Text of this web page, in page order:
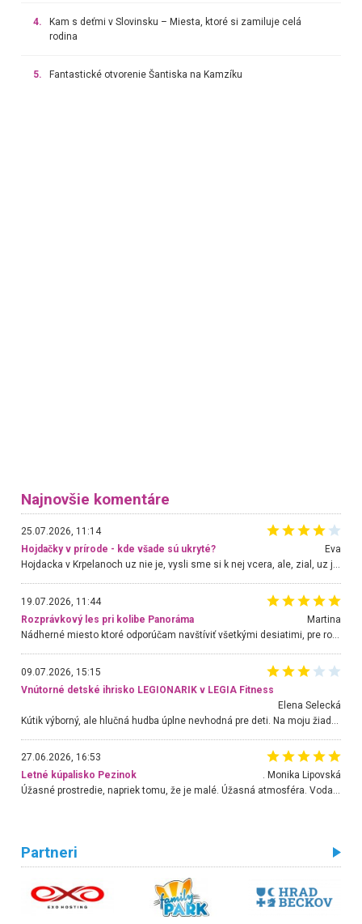
4.
Kam s deťmi v Slovinsku – Miesta, ktoré si zamiluje celá
rodina
5. Fantastické otvorenie Šantiska na Kamzíku
Najnovšie komentáre
25.07.2026, 11:14
Hojdačky v prírode - kde všade sú ukryté?
Eva
Hojdacka v Krpelanoch uz nie je, vysli sme si k nej vcera, ale, zial, uz je znicena. Ak sem planujete cestu len kvoli hojdacke, mozete si ju usetrit. Krasny vyhlad je tu vsak aj bez hojdacky :-)
19.07.2026, 11:44
Rozprávkový les pri kolibe Panoráma
Martina
Nádherné miesto ktoré odporúčam navštíviť všetkými desiatimi, pre rodiny s deťmi, dôchodcom... Proste a jednoducho ozaj rozprávkový les.. určite ešte prídeme. Odniesli sme si na pamiatku krásne tričká,
09.07.2026, 15:15
Vnútorné detské ihrisko LEGIONARIK v LEGIA Fitness
Elena Selecká
27.06.2026, 16:53
Letné kúpalisko Pezinok
. Monika Lipovská
Úžasné prostredie, napriek tomu, že je malé. Úžasná atmosféra. Voda fantastická a nádherná. Ľudí je pomerne veľa, ale su mili a ohľaduplní. Je veľmi zaujímavé sledovať, ako dokážu spolu športovať cudzí ľudia a bez ohľadu na vek. Vládne tu pohoda. Vnuka neviem dostať z vody. Ďakujem za krásny deň . Urcite sa sem vrátim. Jediný problém je s parkovaním, ale aj ten sa mi podarilo vyriešiť. Monika Bratislava
Partneri